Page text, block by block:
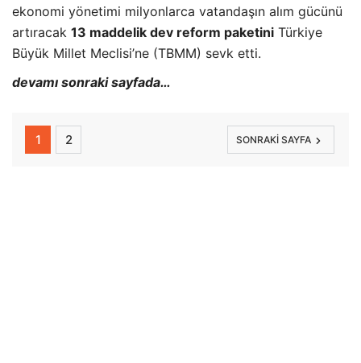
ekonomi yönetimi milyonlarca vatandaşın alım gücünü
artıracak 13 maddelik dev reform paketini Türkiye
Büyük Millet Meclisi’ne (TBMM) sevk etti.
devamı sonraki sayfada…
1 2 SONRAKI SAYFA